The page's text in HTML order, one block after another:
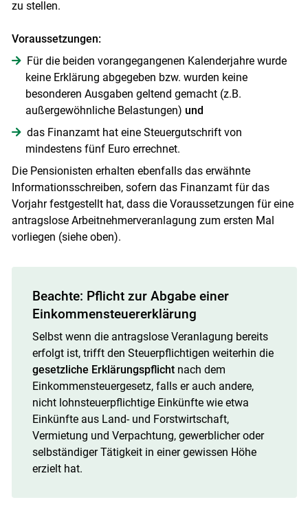
zu stellen.
Voraussetzungen:
Für die beiden vorangegangenen Kalenderjahre wurde
keine Erklärung abgegeben bzw. wurden keine
besonderen Ausgaben geltend gemacht (z.B.
außergewöhnliche Belastungen) und
das Finanzamt hat eine Steuergutschrift von
mindestens fünf Euro errechnet.
Die Pensionisten erhalten ebenfalls das erwähnte
Informationsschreiben, sofern das Finanzamt für das
Vorjahr festgestellt hat, dass die Voraussetzungen für eine
antragslose Arbeitnehmerveranlagung zum ersten Mal
vorliegen (siehe oben).
Beachte: Pflicht zur Abgabe einer
Einkommensteuererklärung
Selbst wenn die antragslose Veranlagung bereits
erfolgt ist, trifft den Steuerpflichtigen weiterhin die
gesetzliche Erklärungspflicht nach dem
Einkommensteuergesetz, falls er auch andere,
nicht lohnsteuerpflichtige Einkünfte wie etwa
Einkünfte aus Land- und Forstwirtschaft,
Vermietung und Verpachtung, gewerblicher oder
selbständiger Tätigkeit in einer gewissen Höhe
erzielt hat.